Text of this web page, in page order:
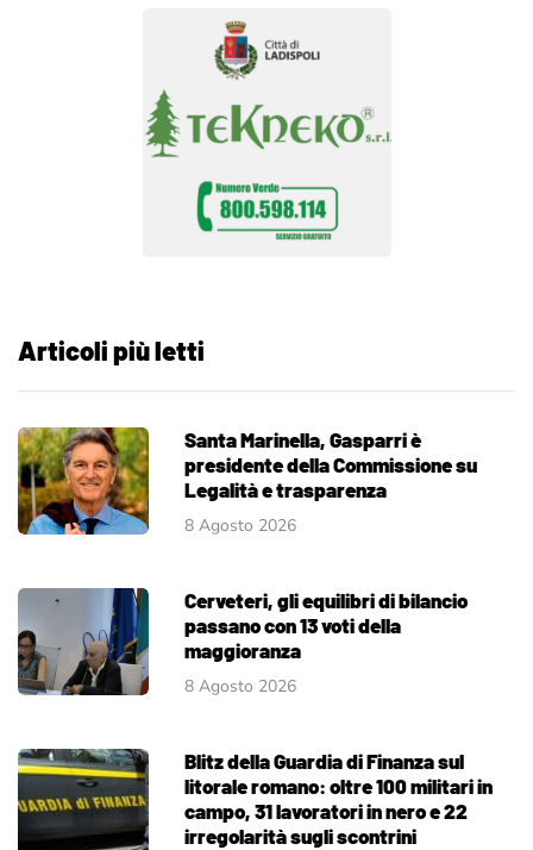
Articoli più letti
Santa Marinella, Gasparri è
presidente della Commissione su
Legalità e trasparenza
8 Agosto 2026
Cerveteri, gli equilibri di bilancio
passano con 13 voti della
maggioranza
8 Agosto 2026
Blitz della Guardia di Finanza sul
litorale romano: oltre 100 militari in
campo, 31 lavoratori in nero e 22
irregolarità sugli scontrini